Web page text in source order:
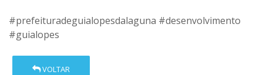
#prefeituradeguialopesdalaguna #desenvolvimento
#guialopes
VOLTAR